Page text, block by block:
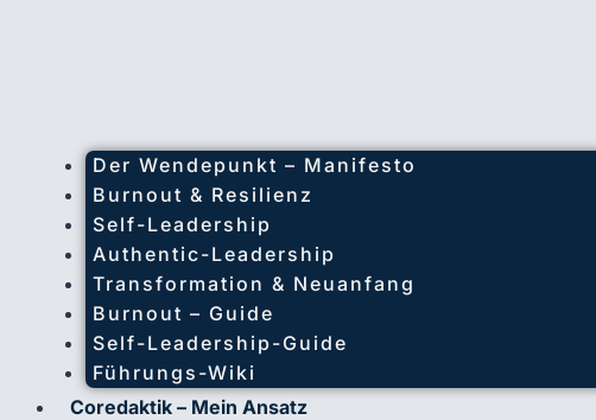
Der Wendepunkt – Manifesto
Burnout & Resilienz
Self-Leadership
Authentic-Leadership
Transformation & Neuanfang
Burnout – Guide
Self-Leadership-Guide
Führungs-Wiki
Coredaktik – Mein Ansatz